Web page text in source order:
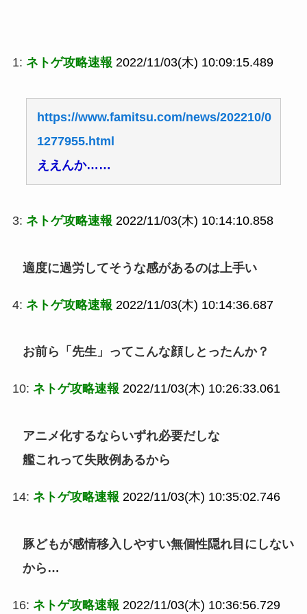
1: ネトゲ攻略速報 2022/11/03(木) 10:09:15.489
https://www.famitsu.com/news/202210/0
1277955.html
ええんか……
3: ネトゲ攻略速報 2022/11/03(木) 10:14:10.858
適度に過労してそうな感があるのは上手い
4: ネトゲ攻略速報 2022/11/03(木) 10:14:36.687
お前ら「先生」ってこんな顔しとったんか？
10: ネトゲ攻略速報 2022/11/03(木) 10:26:33.061
アニメ化するならいずれ必要だしな
艦これって失敗例あるから
14: ネトゲ攻略速報 2022/11/03(木) 10:35:02.746
豚どもが感情移入しやすい無個性隠れ目にしない
から…
16: ネトゲ攻略速報 2022/11/03(木) 10:36:56.729